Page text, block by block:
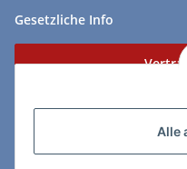
Alle
Gesetzliche Info